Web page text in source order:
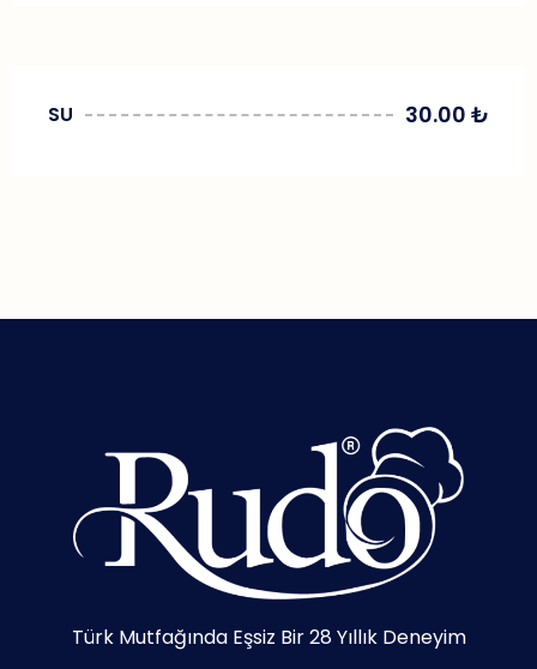
SU 30.00 ₺
Türk Mutfağında Eşsiz Bir 28 Yıllık Deneyim